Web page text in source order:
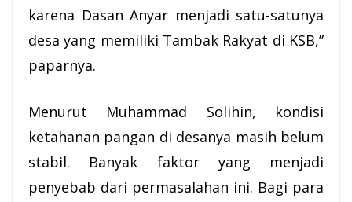
karena Dasan Anyar menjadi satu-satunya
desa yang memiliki Tambak Rakyat di KSB,”
paparnya.
Menurut Muhammad Solihin, kondisi
ketahanan pangan di desanya masih belum
stabil. Banyak faktor yang menjadi
penyebab dari permasalahan ini. Bagi para